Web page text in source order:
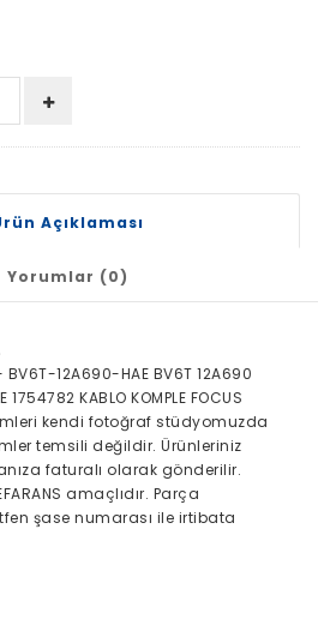
Açıklaması
Yorumlar (0)
12A690-HAE BV6T 12A690
1754782 KABLO KOMPLE FOCUS
kendi fotoğraf stüdyomuzda
temsili değildir. Ürünleriniz
faturalı olarak gönderilir.
amaçlıdır. Parça
şase numarası ile irtibata